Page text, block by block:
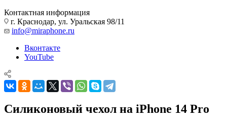
Контактная информация
г. Краснодар, ул. Уральская 98/11
info@miraphone.ru
Вконтакте
YouTube
Силиконовый чехол на iPhone 14 Pro